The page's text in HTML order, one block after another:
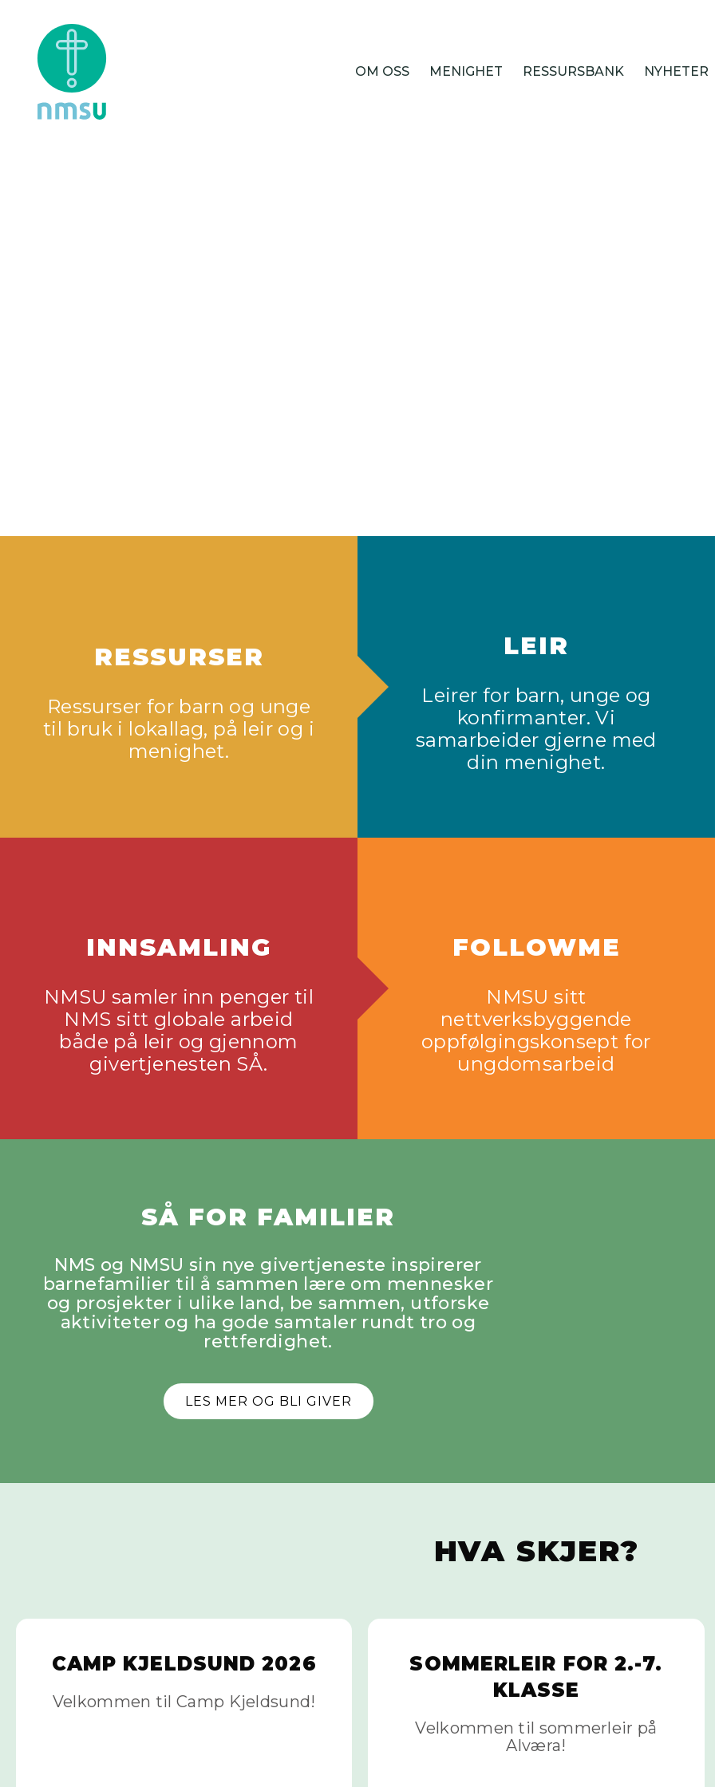
NYHETER
RESSURSBANK
MENIGHET
OM OSS
RESSURSER
Ressurser for barn og unge
til bruk i lokallag, på leir og i
menighet.
LEIR
Leirer for barn, unge og
konfirmanter. Vi
samarbeider gjerne med
din menighet.
INNSAMLING
NMSU samler inn penger til
NMS sitt globale arbeid
både på leir og gjennom
givertjenesten SÅ.
FOLLOWME
NMSU sitt
nettverksbyggende
oppfølgingskonsept for
ungdomsarbeid
SÅ FOR FAMILIER
NMS og NMSU sin nye givertjeneste inspirerer
barnefamilier til å sammen lære om mennesker
og prosjekter i ulike land, be sammen, utforske
aktiviteter og ha gode samtaler rundt tro og
rettferdighet.
LES MER OG BLI GIVER
HVA SKJER?
CAMP KJELDSUND 2026
Velkommen til Camp Kjeldsund!
SOMMERLEIR FOR 2.-7.
KLASSE
Velkommen til sommerleir på
Alværa!